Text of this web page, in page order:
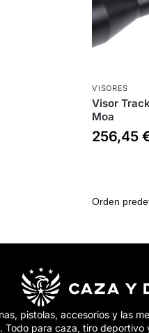
VISORES
Visor
Moa
256,45
pistolas, accesorios y las
Todo para caza, tiro